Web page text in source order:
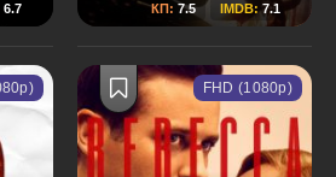
6.7 КП: 7.5 IMDB:7.1
FHD (1080p)